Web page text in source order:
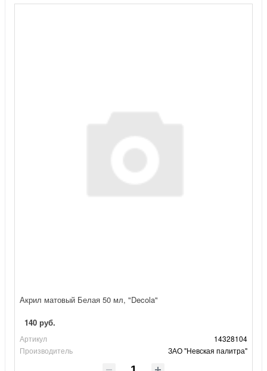
Акрил матовый Белая 50 мл, "Decola"
140 руб.
Артикул
14328104
Производитель
ЗАО "Невская палитра"